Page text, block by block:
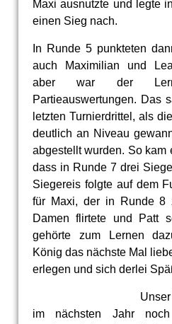
Maxi ausnutzte und legte
einen Sieg nach.
In Runde 5 punkteten
auch Maximilian und
aber war der
Partieauswertungen. Das
letzten Turnierdrittel, als
deutlich an Niveau
abgestellt wurden. So kam
dass in Runde 7 drei
Siegereis folgte auf dem
für Maxi, der in Runde 8
Damen flirtete und Patt
gehörte zum Lernen
König das nächste Mal
erlegen und sich derlei
im nächsten Jahr